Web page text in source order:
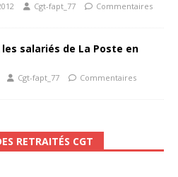
Cgt-fapt_77
Commentaires
salariés de La Poste en
Cgt-fapt_77
Commentaires
RETRAITÉS CGT